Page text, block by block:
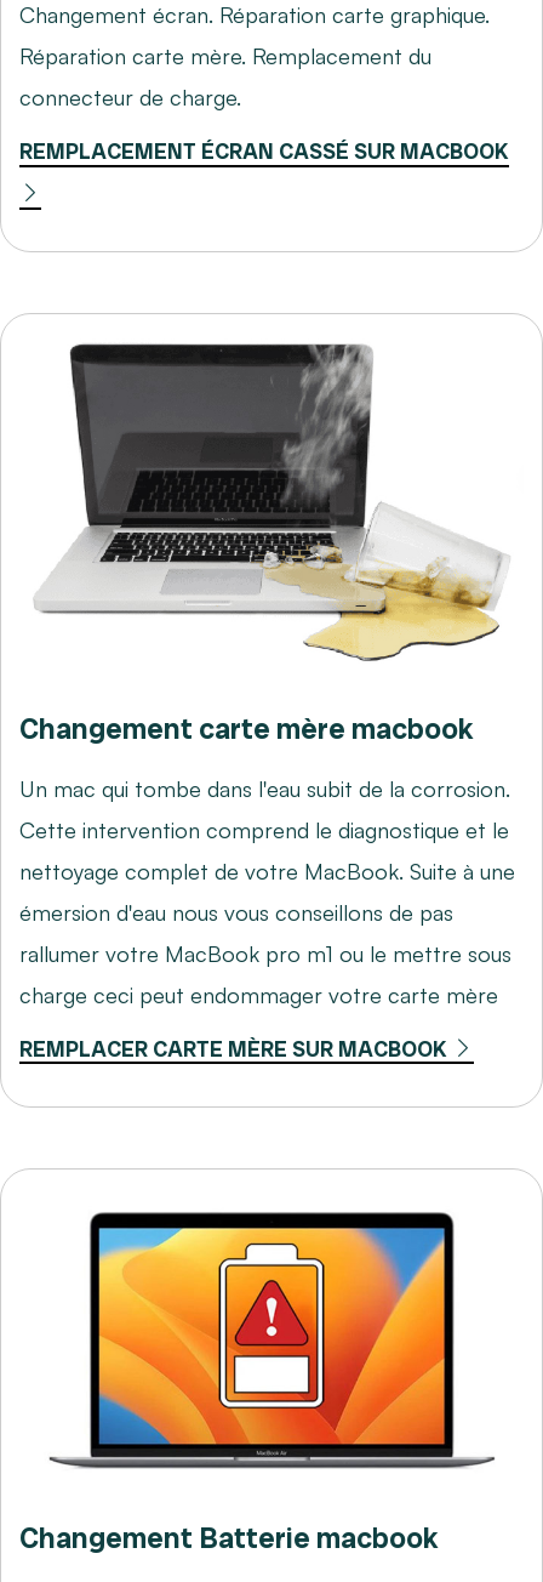
Changement écran. Réparation carte graphique.
Réparation carte mère. Remplacement du
connecteur de charge.
REMPLACEMENT ÉCRAN CASSÉ SUR MACBOOK
Changement carte mère macbook
Un mac qui tombe dans l'eau subit de la corrosion.
Cette intervention comprend le diagnostique et le
nettoyage complet de votre MacBook. Suite à une
émersion d'eau nous vous conseillons de pas
rallumer votre MacBook pro m1 ou le mettre sous
charge ceci peut endommager votre carte mère
REMPLACER CARTE MÈRE SUR MACBOOK
Changement Batterie macbook